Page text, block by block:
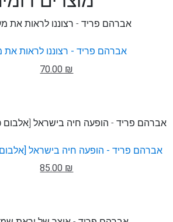
אברהם פריד - רצוננו לראות את
70.00 ₪
אברהם פריד - הופעה חיה בישראל [אלבום
85.00 ₪